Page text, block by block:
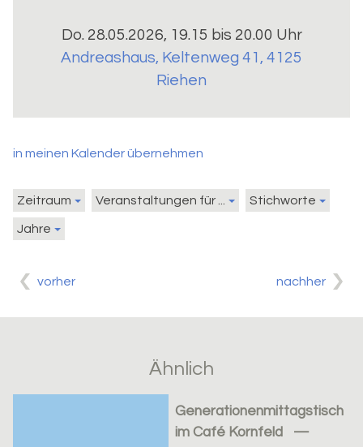
Do. 28.05.2026, 19.15 bis 20.00 Uhr
Andreashaus, Keltenweg 41, 4125
Riehen
in meinen Kalender übernehmen
Zeitraum Veranstaltungen für ... Stichworte
Jahre
vorher nachher
Ähnlich
Generationenmittagstisch
im Café Kornfeld